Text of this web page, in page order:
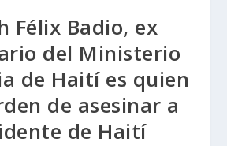
Félix Badio, ex
del Ministerio
de Haití es quien
de asesinar a
de Haití